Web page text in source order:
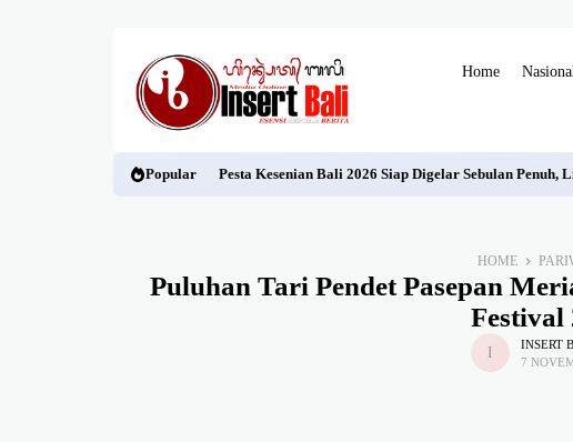
Home
Popular Pesta Kesenian Bali 2026 Siap Digelar Sebulan Penuh,
HOME
Puluhan Tari Pendet Pasepan
Festival
INSERT
7